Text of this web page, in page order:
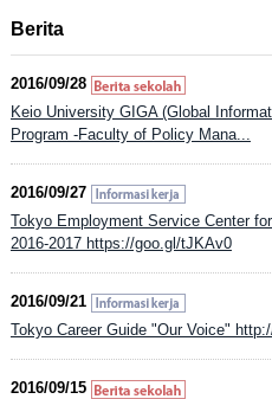
Berita
2016/09/28
Keio University GIGA (Global
Program -Faculty of Policy Mana...
2016/09/27
Tokyo Employment Service Center
2016-2017 https://goo.gl/tJKAv0
2016/09/21
Tokyo Career Guide "Our Voice"
2016/09/15